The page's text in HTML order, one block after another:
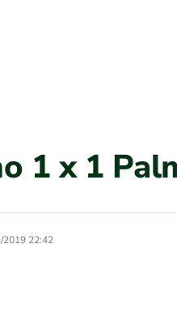
1 x 1
2019 22:42